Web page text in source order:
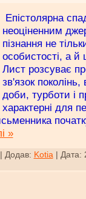
Епістолярна
неоціненним
пізнання не
особистості, а й
Лист розсуває
зв'язок
доби, турботи і
характерні для
»
Додав: Kotia| Дата: